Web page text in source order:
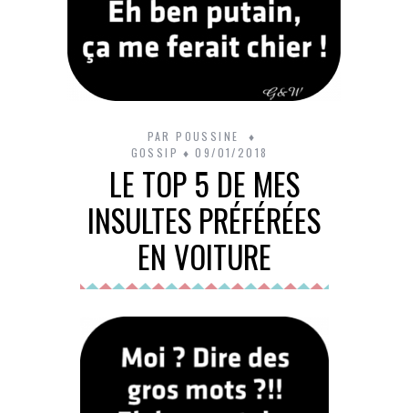
PAR POUSSINE
GOSSIP
09/01/2018
LE TOP 5 DE MES
INSULTES PRÉFÉRÉES
EN VOITURE